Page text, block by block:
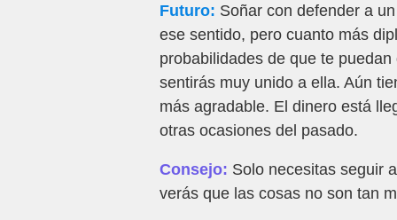
Futuro: Soñar con defender a
ese sentido, pero cuanto más
probabilidades de que te
sentirás muy unido a ella. Aún
más agradable. El dinero está
otras ocasiones del pasado.
Consejo: Solo necesitas seguir
verás que las cosas no son tan